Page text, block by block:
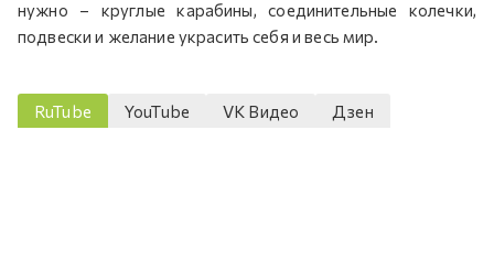
нужно – круглые карабины, соединительные колечки,
подвески и желание украсить себя и весь мир.
RuTube YouTube VK Видео Дзен